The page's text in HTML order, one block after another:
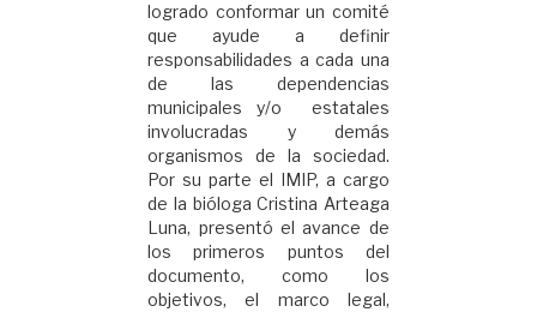
logrado conformar un comité
que ayude a definir
responsabilidades a cada una
de las dependencias
municipales y/o estatales
involucradas y demás
organismos de la sociedad.
Por su parte el IMIP, a cargo
de la bióloga Cristina Arteaga
Luna, presentó el avance de
los primeros puntos del
documento, como los
objetivos, el marco legal,